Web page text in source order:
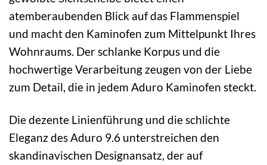
atemberaubenden Blick auf das Flammenspiel
und macht den Kaminofen zum Mittelpunkt Ihres
Wohnraums. Der schlanke Korpus und die
hochwertige Verarbeitung zeugen von der Liebe
zum Detail, die in jedem Aduro Kaminofen steckt.
Die dezente Linienführung und die schlichte
Eleganz des Aduro 9.6 unterstreichen den
skandinavischen Designansatz, der auf